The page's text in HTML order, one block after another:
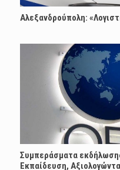
Αλεξανδρούπολη:
Συμπεράσματα
Εκπαίδευση,